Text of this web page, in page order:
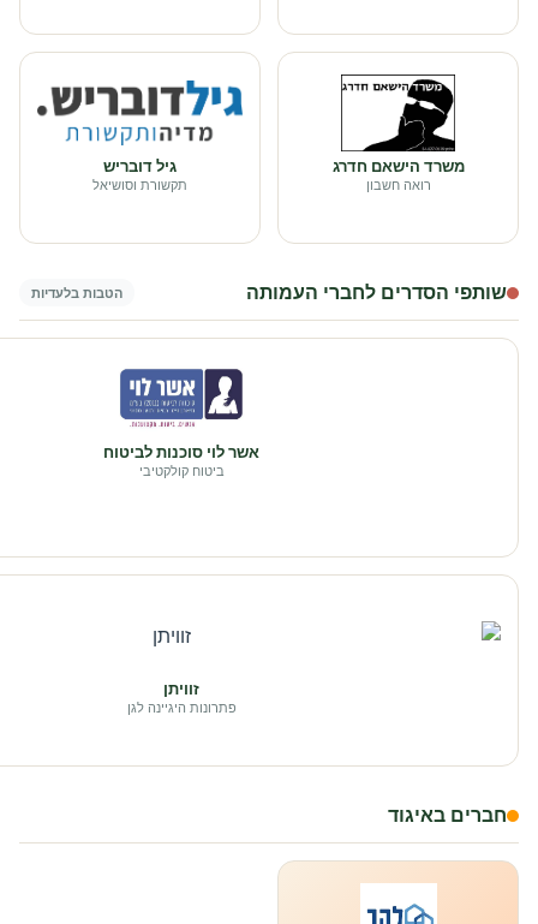
משרד הישאם חדרג
רואה חשבון
גיל דובריש
תקשורת וסושיאל
שותפי הסדרים לחברי העמותה הטבות בלעדיות
אשר לוי סוכנות לביטוח
ביטוח קולקטיבי
זוויתן
פתרונות היגיינה לגן
חברים באיגוד